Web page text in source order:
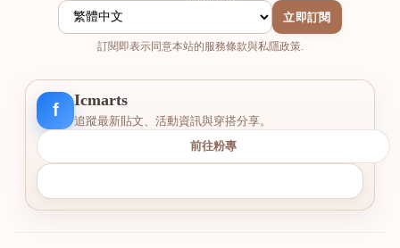
立即訂閱
訂閱即表示同意本站的服務條款與私隱政策.
f Icmarts
追蹤最新貼文、活動資訊與穿搭分享。
前往粉專